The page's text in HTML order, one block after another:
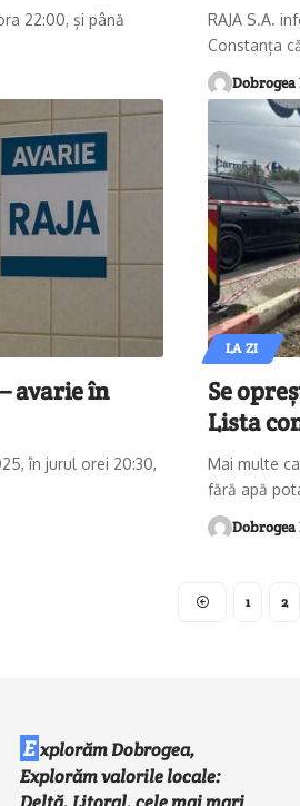
22:00, și până
RAJA S.A.
Constanța
Dobrogea
avarie în
în jurul orei 20:30,
LA ZI
Se
Lista
Mai multe
fără apă
Dobrogea
1 2
Explorăm Dobrogea,
Explorăm valorile locale: